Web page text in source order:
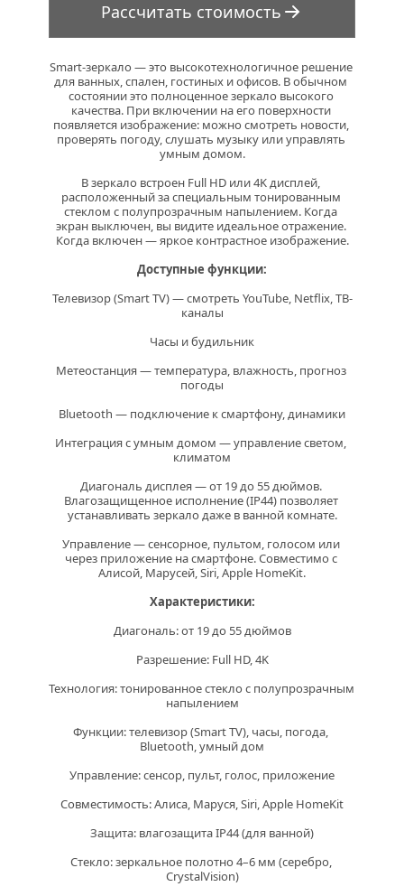
Рассчитать стоимость
Smart-зеркало — это высокотехнологичное решение
для ванных, спален, гостиных и офисов. В обычном
состоянии это полноценное зеркало высокого
качества. При включении на его поверхности
появляется изображение: можно смотреть новости,
проверять погоду, слушать музыку или управлять
умным домом.
В зеркало встроен Full HD или 4K дисплей,
расположенный за специальным тонированным
стеклом с полупрозрачным напылением. Когда
экран выключен, вы видите идеальное отражение.
Когда включен — яркое контрастное изображение.
Доступные функции:
Телевизор (Smart TV) — смотреть YouTube, Netflix, ТВ-
каналы
Часы и будильник
Метеостанция — температура, влажность, прогноз
погоды
Bluetooth — подключение к смартфону, динамики
Интеграция с умным домом — управление светом,
климатом
Диагональ дисплея — от 19 до 55 дюймов.
Влагозащищенное исполнение (IP44) позволяет
устанавливать зеркало даже в ванной комнате.
Управление — сенсорное, пультом, голосом или
через приложение на смартфоне. Совместимо с
Алисой, Марусей, Siri, Apple HomeKit.
Характеристики:
Диагональ: от 19 до 55 дюймов
Разрешение: Full HD, 4K
Технология: тонированное стекло с полупрозрачным
напылением
Функции: телевизор (Smart TV), часы, погода,
Bluetooth, умный дом
Управление: сенсор, пульт, голос, приложение
Совместимость: Алиса, Маруся, Siri, Apple HomeKit
Защита: влагозащита IP44 (для ванной)
Стекло: зеркальное полотно 4–6 мм (серебро,
CrystalVision)